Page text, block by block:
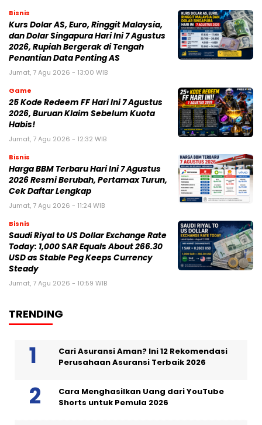
Bisnis
Kurs Dolar AS, Euro, Ringgit Malaysia,
dan Dolar Singapura Hari Ini 7 Agustus
2026, Rupiah Bergerak di Tengah
Penantian Data Penting AS
Jumat, 7 Agu 2026 - 13:00 WIB
Game
25 Kode Redeem FF Hari Ini 7 Agustus
2026, Buruan Klaim Sebelum Kuota
Habis!
Jumat, 7 Agu 2026 - 12:32 WIB
Bisnis
Harga BBM Terbaru Hari Ini 7 Agustus
2026 Resmi Berubah, Pertamax Turun,
Cek Daftar Lengkap
Jumat, 7 Agu 2026 - 11:24 WIB
Bisnis
Saudi Riyal to US Dollar Exchange Rate
Today: 1,000 SAR Equals About 266.30
USD as Stable Peg Keeps Currency
Steady
Jumat, 7 Agu 2026 - 10:59 WIB
TRENDING
Cari Asuransi Aman? Ini 12 Rekomendasi
Perusahaan Asuransi Terbaik 2026
Cara Menghasilkan Uang dari YouTube
Shorts untuk Pemula 2026